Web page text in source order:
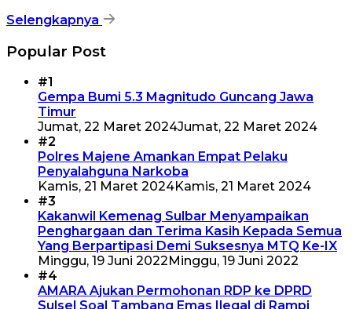
Selengkapnya
Popular Post
#1
Gempa Bumi 5.3 Magnitudo Guncang Jawa
Timur
Jumat, 22 Maret 2024Jumat, 22 Maret 2024
#2
Polres Majene Amankan Empat Pelaku
Penyalahguna Narkoba
Kamis, 21 Maret 2024Kamis, 21 Maret 2024
#3
Kakanwil Kemenag Sulbar Menyampaikan
Penghargaan dan Terima Kasih Kepada Semua
Yang Berpartipasi Demi Suksesnya MTQ Ke-IX
Minggu, 19 Juni 2022 Minggu, 19 Juni 2022
#4
AMARA Ajukan Permohonan RDP ke DPRD
Sulsel Soal Tambang Emas Ilegal di Rampi